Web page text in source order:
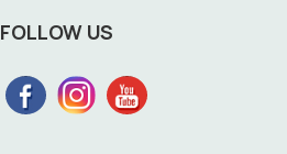
FOLLOW US